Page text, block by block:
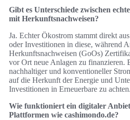
Gibt es Unterschiede zwischen
mit Herkunftsnachweisen?
Ja. Echter Ökostrom stammt direkt
oder Investitionen in diese, während
Herkunftsnachweisen (GoOs)
vor Ort neue Anlagen zu finanzieren.
nachhaltiger und konventioneller
auf die Herkunft der Energie und
Investitionen in Erneuerbare zu achten.
Wie funktioniert ein digitaler
Plattformen wie cashimondo.de?